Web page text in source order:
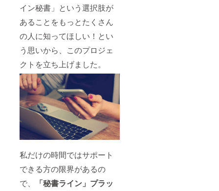
イン秘書」という選択肢が
あることをもっとたくさん
の人に知ってほしい！とい
う思いから、このプロジェ
クトを立ち上げました。
私だけの時間ではサポート
できる方の限界があるの
で、
「秘書ライン」プラッ